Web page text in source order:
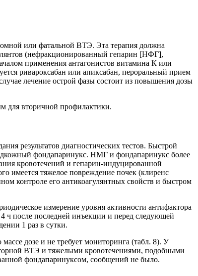
или фатальной ВТЭ. Эта терапия должна
(нефракционированный гепарин [НФГ],
применения антагонис­тов витамина К или
ривароксабан или апиксабан, пероральный прием
лечение острой фазы состоит из повышения дозы
для вторичной профилактики.
результатов диагностических тестов. Быстрой
фондапаринукс. НМГ и фондапаринукс более
кровотечений и гепарин-­индуцированной
имеется тяжелое повреждение почек (клиренс
контроле его антикоагулянтных свойств и быстром
измерение уровня активности антифактора
ч после последней инъекции и перед следующей
1 раз в сутки.
дозе и не требует мониторинга (табл. 8). У
ВТЭ и тяжелыми кровотечениями, подобными
фон­да­паринуксом, сообщений не было.